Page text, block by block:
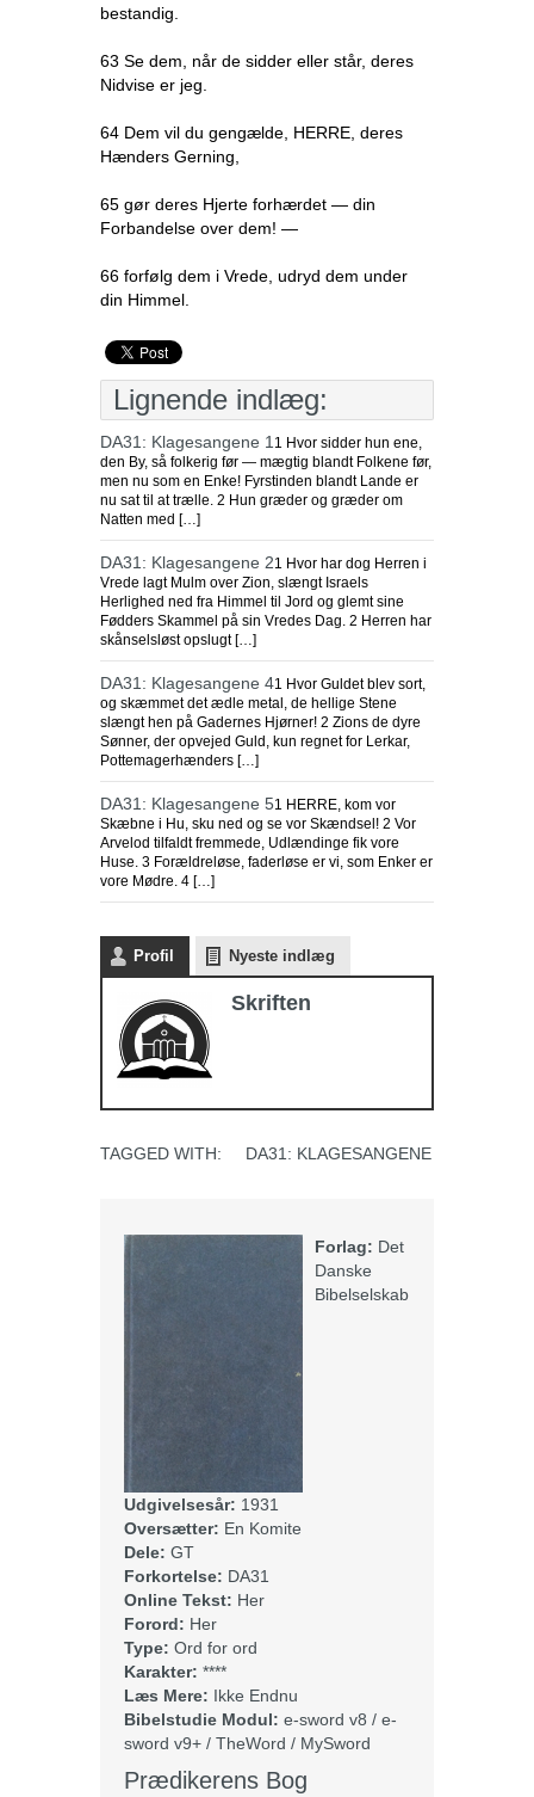
bestandig.
63 Se dem, når de sidder eller står, deres
Nidvise er jeg.
64 Dem vil du gengælde, HERRE, deres
Hænders Gerning,
65 gør deres Hjerte forhærdet — din
Forbandelse over dem! —
66 forfølg dem i Vrede, udryd dem under
din Himmel.
Lignende indlæg:
DA31: Klagesangene 1 1 Hvor sidder hun ene,
den By, så folkerig før — mægtig blandt Folkene før,
men nu som en Enke! Fyrstinden blandt Lande er
nu sat til at trælle. 2 Hun græder og græder om
Natten med […]
DA31: Klagesangene 21 Hvor har dog Herren i
Vrede lagt Mulm over Zion, slængt Israels
Herlighed ned fra Himmel til Jord og glemt sine
Fødders Skammel på sin Vredes Dag. 2 Herren har
skånselsløst opslugt […]
DA31: Klagesangene 41 Hvor Guldet blev sort,
og skæmmet det ædle metal, de hellige Stene
slængt hen på Gadernes Hjørner! 2 Zions de dyre
Sønner, der opvejed Guld, kun regnet for Lerkar,
Pottemagerhænders […]
DA31: Klagesangene 51 HERRE, kom vor
Skæbne i Hu, sku ned og se vor Skændsel! 2 Vor
Arvelod tilfaldt fremmede, Udlændinge fik vore
Huse. 3 Forældreløse, faderløse er vi, som Enker er
vore Mødre. 4 […]
Profil Nyeste indlæg
Skriften
TAGGED WITH: DA31: KLAGESANGENE
Forlag: Det
Danske
Bibelselskab
Udgivelsesår: 1931
Oversætter: En Komite
Dele: GT
Forkortelse: DA31
Online Tekst: Her
Forord: Her
Type: Ord for ord
Karakter: ****
Læs Mere: Ikke Endnu
Bibelstudie Modul: e-sword v8 / e-
sword v9+ / TheWord / MySword
Prædikerens Bog